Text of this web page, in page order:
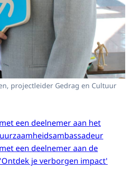
projectleider Gedrag en Cultuur
een deelnemer aan het
een deelnemer aan de
je verborgen impact'